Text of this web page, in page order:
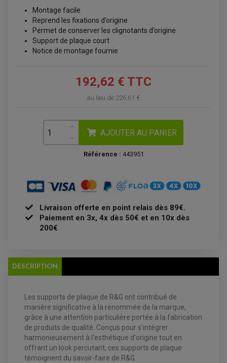
ÉLECTRICITÉ
ACCESSOIRES ELECTRIQUE
BATTERIE
CHARGEUR BATTERIE
ECLAIRAGE MOTO
KIT RECONDITIONNEMENT DEMARREUR
STATOR
ENTRETIEN MOTO
ATELIER, PADDOCK, STAND
FILTRE A HUILE
FILTRE ET ACCESSOIRE ESSENCE
PRODUIT D'ENTRETIEN
ELECTRICITÉ
CLIGNOTANT TYPE ORIGINE
BATTERIE SCOOTER
CHARGEUR DE BATTERIE
REDRESSEUR / RÉGULATEUR
DISQUE DE FREIN ARRIERE
PLAQUETTE DE FREIN AVANT
PLAQUETTE DE FREIN ARRIERE
EQUIPEMENT ELECTRIQUE QUAD / SSV
ACCESSOIRES ELECTRIQUE QUAD / SSV
BOITIER CDI QUAD ET SSV
CHARGEUR DE BATTERIE QUAD / SSV
COMPTEUR QUAD / SSV
CONTACTEUR A CLÉ QUAD
ROULETTE DE CHAÎNE
EMBRAYAGE OFF ROAD
PIÈCE MOTEUR
POMPE À EAU BOYESEN
KIT RÉPARATION CARBU
DURITE RADIATEUR
Montage facile
Reprend les fixations d’origine
Permet de conserver les clignotants d’origine
Support de plaque court
Notice de montage fournie
192,62 € TTC
au lieu de 226,61 €
AJOUTER AU PANIER
Référence : 443951
Livraison offerte en point relais dès 89€.
Paiement en 3x, 4x dès 50€ et en 10x dès
200€
DESCRIPTION
Les supports de plaque de R&G ont contribué de
manière significative à la renommée de la marque,
grâce à une attention particulière portée à la fabrication
de produits de qualité. Conçus pour s'intégrer
harmonieusement à l'esthétique d'origine tout en
offrant un look percutant, ces supports de plaque
témoignent du savoir-faire de R&G.